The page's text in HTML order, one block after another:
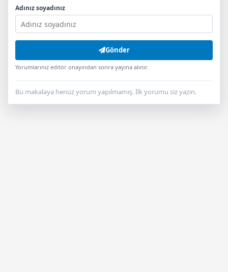
Adınız soyadınız
Gönder
Yorumlarınız editör onayından sonra yayına alınır.
Bu makalaya henüz yorum yapılmamış. İlk yorumu siz yazın.